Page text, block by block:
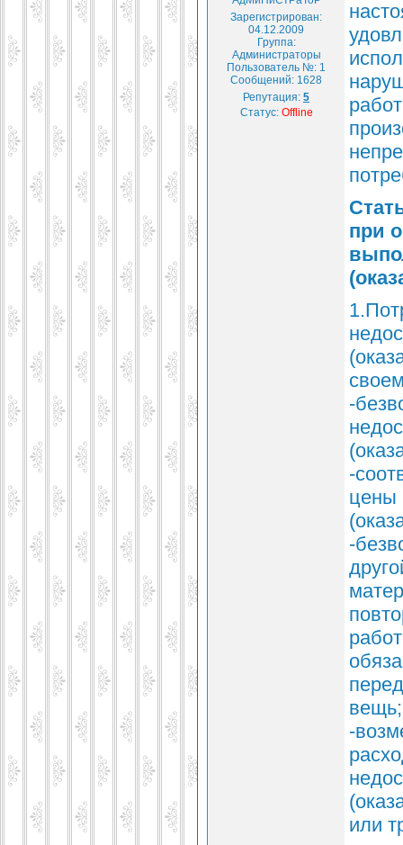
Зарегистрирован:
04.12.2009
Группа:
Администраторы
Пользователь №: 1
Сообщений: 1628
Репутация: 5
Статус: Offline
при
-
-
цены
-
вещь;
-
или